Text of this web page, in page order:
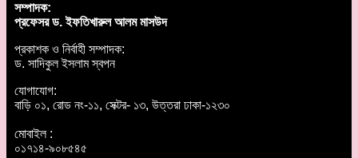
সম্পাদক:
প্রফেসর ড. ইফতিখারুল আলম মাসউদ
প্রকাশক ও নির্বাহী সম্পাদক:
ড. সাদিকুল ইসলাম স্বপন
যোগাযোগ:
বাড়ি ০১, রোড নং-১১, সেক্টর- ১৩, উত্তরা ঢাকা-১২৩০
মোবাইল :
০১৭১৪-৯০৮৫৪৫